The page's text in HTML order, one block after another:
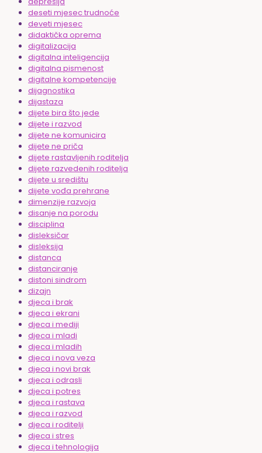
deseti mjesec trudnoće
deveti mjesec
didaktička oprema
digitalizacija
digitalna inteligencija
digitalna pismenost
digitalne kompetencije
dijagnostika
dijastaza
dijete bira što jede
dijete i razvod
dijete ne komunicira
dijete ne priča
dijete rastavljenih roditelja
dijete razvedenih roditelja
dijete u središtu
dijete vođa prehrane
dimenzije razvoja
disanje na porodu
disciplina
disleksičar
disleksija
distanca
distanciranje
distoni sindrom
dizajn
djeca i brak
djeca i ekrani
djeca i mediji
djeca i mladi
djeca i mladih
djeca i nova veza
djeca i novi brak
djeca i odrasli
djeca i potres
djeca i rastava
djeca i razvod
djeca i roditelji
djeca i stres
djeca i tehnologija